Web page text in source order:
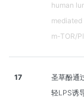
human
m-TOR/
17
圣草酚通
轻LPS诱